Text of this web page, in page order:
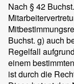
Nach § 42
Buchst. g) auch
Regelfall
einem
ist durch die